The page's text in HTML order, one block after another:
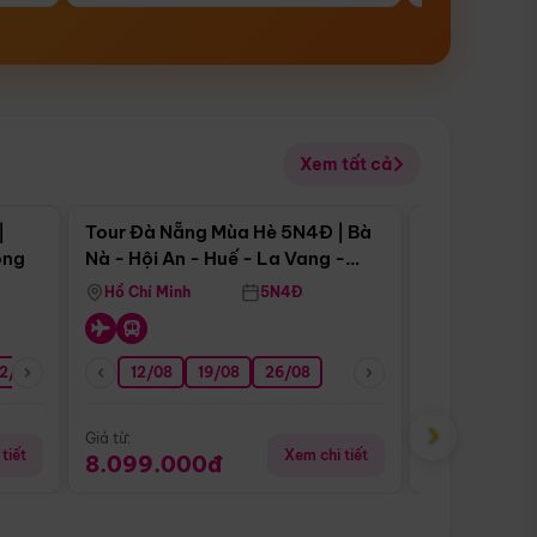
Xem tất cả
08 26/08 05/09 09/09 12/09
tiết
Điểm nổi bật
Tour Đà Nẵng Mùa Hè 5N4Đ | Bà
Nà - Hội An - Huế - La Vang -
Động Thiên Đường
Hồ Chí Minh 5N4Đ
12/08 19/08 26/08
Giá từ:
8.099.000đ Xem chi tiết
Giá từ:
›